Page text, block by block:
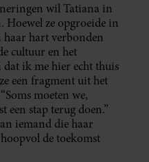
wil Tatiana in
ze opgroeide in
haar hart verbonden
cultuur en het
dat ik me hier echt thuis
een fragment uit het
moeten we,
een stap terug doen.”
iemand die haar
de toekomst